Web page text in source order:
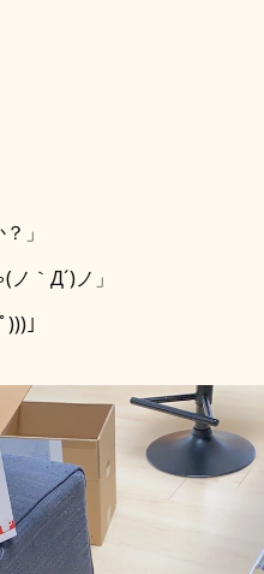
」
｀Д´)ノ」
」